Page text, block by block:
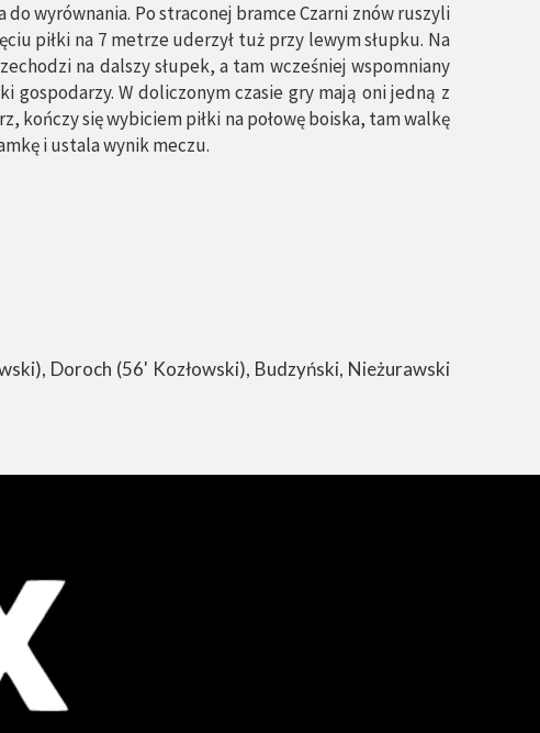
wyrównania. Po straconej bramce Czarni znów ruszyli
piłki na 7 metrze uderzył tuż przy lewym słupku. Na
na dalszy słupek, a tam wcześniej wspomniany
W doliczonym czasie gry mają oni jedną z
kończy się wybiciem piłki na połowę boiska, tam walkę
i ustala wynik meczu.
Doroch (56' Kozłowski), Budzyński, Nieżurawski